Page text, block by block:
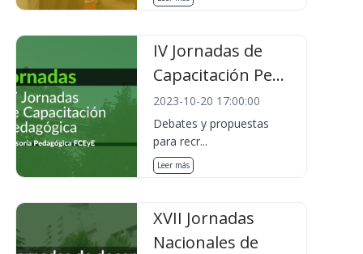
IV Jornadas de
Capacitación Pe...
2023-10-20 17:00:00
Debates y propuestas
para recr...
Leer más
XVII Jornadas
Nacionales de